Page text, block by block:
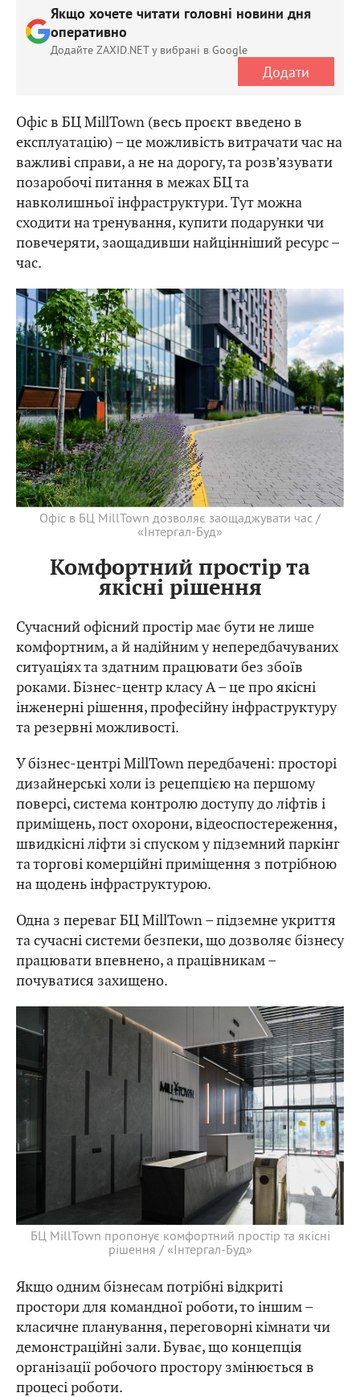
Якщо хочете читати головні новини дня
оперативно
Додайте ZAXID.NET у вибрані в Google
Додати
Офіс в БЦ MillTown (весь проєкт введено в
експлуатацію) – це можливість витрачати час на
важливі справи, а не на дорогу, та розв’язувати
позаробочі питання в межах БЦ та
навколишньої інфраструктури. Тут можна
сходити на тренування, купити подарунки чи
повечеряти, заощадивши найцінніший ресурс –
час.
Офіс в БЦ MillTown дозволяє заощаджувати час /
«Інтергал-Буд»
Комфортний простір та
якісні рішення
Сучасний офісний простір має бути не лише
комфортним, а й надійним у непередбачуваних
ситуаціях та здатним працювати без збоїв
роками. Бізнес-центр класу А – це про якісні
інженерні рішення, професійну інфраструктуру
та резервні можливості.
У бізнес-центрі MillTown передбачені: просторі
дизайнерські холи із рецепцією на першому
поверсі, система контролю доступу до ліфтів і
приміщень, пост охорони, відеоспостереження,
швидкісні ліфти зі спуском у підземний паркінг
та торгові комерційні приміщення з потрібною
на щодень інфраструктурою.
Одна з переваг БЦ MillTown – підземне укриття
та сучасні системи безпеки, що дозволяє бізнесу
працювати впевнено, а працівникам –
почуватися захищено.
БЦ MillTown пропонує комфортний простір та якісні
рішення / «Інтергал-Буд»
Якщо одним бізнесам потрібні відкриті
простори для командної роботи, то іншим –
класичне планування, переговорні кімнати чи
демонстраційні зали. Буває, що концепція
організації робочого простору змінюється в
процесі роботи.